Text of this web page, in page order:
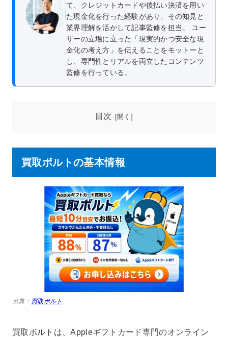
て、クレジットカードや後払い決済を用い
た現金化を行った経験があり、その知見と
業界理解を活かして記事監修を担当。 ユー
ザーの立場に立った「現実的かつ安全な現
金化の考え方」を伝えることをモットーと
し、専門性とリアルを両立したコンテンツ
監修を行っている。
目次
買取ボルトの基本情報
出典： 買取ボルト
買取ボルトは、Appleギフトカード専門のオンライン